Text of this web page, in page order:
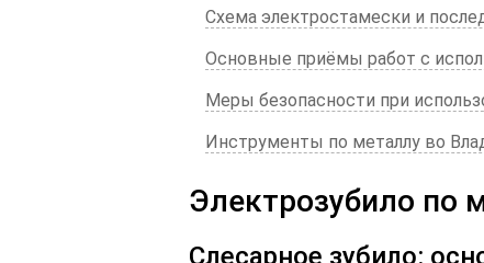
Схема электростамески и
Основные приёмы работ с
Меры безопасности при
Инструменты по металлу во
Электрозубило по
Слесарное зубило: